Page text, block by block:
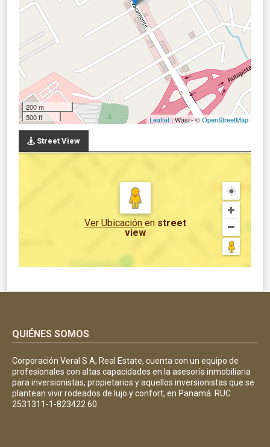
200 m
500 ft
Leaflet| Wasi - ©OpenStreetMap
Street View
Ver Ubicación en street
view
QUIÉNES SOMOS
Corporación Veral S A, Real Estate, cuenta con un equipo de
profesionales con altas capacidades en la asesoría inmobiliaria
para inversionistas, propietarios y aquellos inversionistas que se
plantean vivir rodeados de lujo y confort, en Panamá. RUC
2531311-1-823422 60